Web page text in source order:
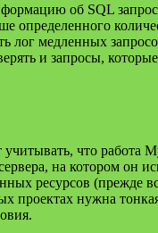
об SQL
определенного
лог медленных
и запросы,
учитывать, что работа
на котором он
ресурсов (прежде
проектах нужна